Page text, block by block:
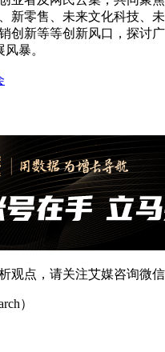
新零售、未来文化科技、
创新等等创新风口，探讨
暴。
观点，请关注艾媒咨询微
）